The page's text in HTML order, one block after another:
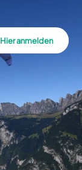
Hier anmelden